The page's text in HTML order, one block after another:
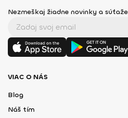
Nezmeškaj žiadne novinky a súťaže
VIAC O NÁS
Blog
Náš tím